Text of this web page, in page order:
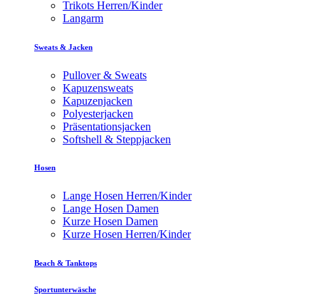
Trikots Herren/Kinder
Langarm
Sweats & Jacken
Pullover & Sweats
Kapuzensweats
Kapuzenjacken
Polyesterjacken
Präsentationsjacken
Softshell & Steppjacken
Hosen
Lange Hosen Herren/Kinder
Lange Hosen Damen
Kurze Hosen Damen
Kurze Hosen Herren/Kinder
Beach & Tanktops
Sportunterwäsche